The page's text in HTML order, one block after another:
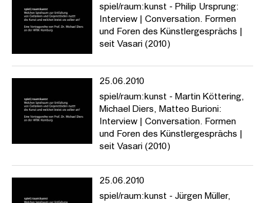
spiel/raum:kunst - Philip Ursprung:
Interview | Conversation. Formen
und Foren des Künstlergesprächs |
seit Vasari (2010)
25.06.2010
spiel/raum:kunst - Martin Köttering,
Michael Diers, Matteo Burioni:
Interview | Conversation. Formen
und Foren des Künstlergesprächs |
seit Vasari (2010)
25.06.2010
spiel/raum:kunst - Jürgen Müller,